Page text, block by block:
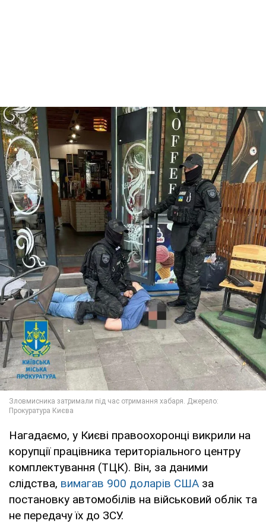
Нагадаємо, у Києві правоохоронці викрили на
корупції працівника територіального центру
комплектування (ТЦК). Він, за даними
слідства, вимагав 900 доларів США за
постановку автомобілів на військовий облік та
не передачу їх до ЗСУ.